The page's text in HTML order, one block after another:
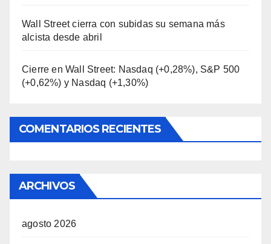
Wall Street cierra con subidas su semana más
alcista desde abril
Cierre en Wall Street: Nasdaq (+0,28%), S&P 500
(+0,62%) y Nasdaq (+1,30%)
COMENTARIOS RECIENTES
ARCHIVOS
agosto 2026